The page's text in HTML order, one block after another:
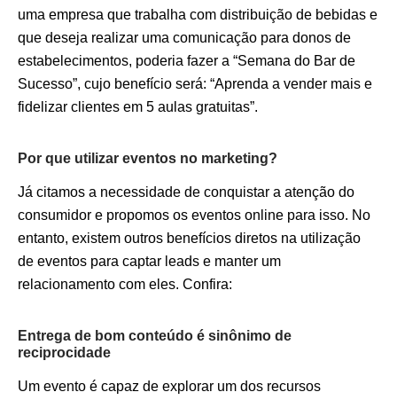
uma empresa que trabalha com distribuição de bebidas e
que deseja realizar uma comunicação para donos de
estabelecimentos, poderia fazer a “Semana do Bar de
Sucesso”, cujo benefício será: “Aprenda a vender mais e
fidelizar clientes em 5 aulas gratuitas”.
Por que utilizar eventos no marketing?
Já citamos a necessidade de conquistar a atenção do
consumidor e propomos os eventos online para isso. No
entanto, existem outros benefícios diretos na utilização
de eventos para captar leads e manter um
relacionamento com eles. Confira:
Entrega de bom conteúdo é sinônimo de
reciprocidade
Um evento é capaz de explorar um dos recursos